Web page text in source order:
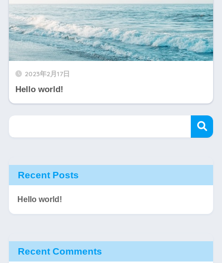
2023年2月17日
Hello world!
Recent Posts
Hello world!
Recent Comments